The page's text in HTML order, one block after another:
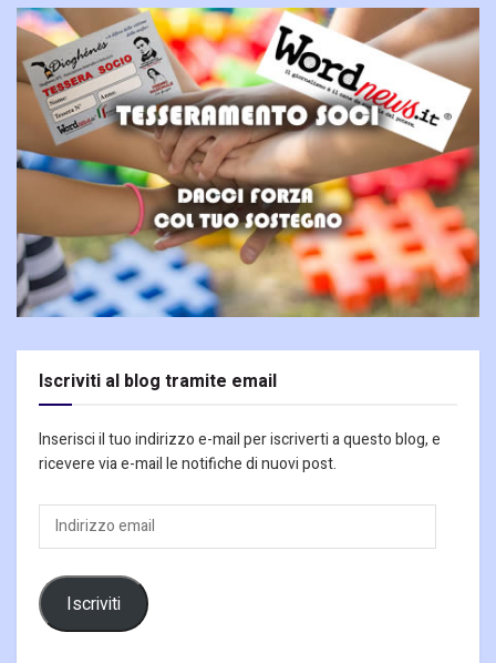
Iscriviti al blog tramite email
Inserisci il tuo indirizzo e-mail per iscriverti a questo blog, e
ricevere via e-mail le notifiche di nuovi post.
Indirizzo
email
Iscriviti